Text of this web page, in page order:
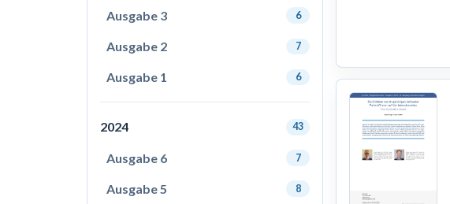
Ausgabe 3 6
Ausgabe 2 7
Ausgabe 1 6
2024 43
Ausgabe 6 7
Ausgabe 5 8